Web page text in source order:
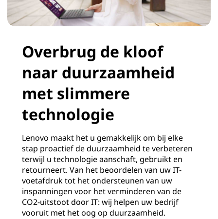
Overbrug de kloof
naar duurzaamheid
met slimmere
technologie
Lenovo maakt het u gemakkelijk om bij elke
stap proactief de duurzaamheid te verbeteren
terwijl u technologie aanschaft, gebruikt en
retourneert. Van het beoordelen van uw IT-
voetafdruk tot het ondersteunen van uw
inspanningen voor het verminderen van de
CO2-uitstoot door IT: wij helpen uw bedrijf
vooruit met het oog op duurzaamheid.